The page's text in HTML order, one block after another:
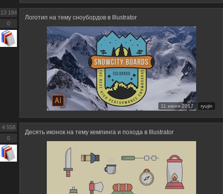
Логотип на тему сноубордов в Illustrator
11 июня 2017 ryujin
13 184
0
Десять иконок на тему кемпинга и похода в Illustrator
4 558
0